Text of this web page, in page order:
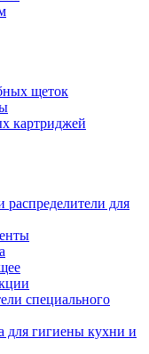
щеток
картриджей
для
специального
для гигиены кухни и